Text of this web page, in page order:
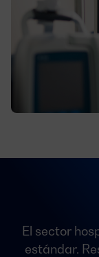
El sector
estándar.